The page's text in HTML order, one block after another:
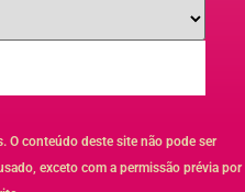
O conteúdo deste site não pode ser
exceto com a permissão prévia por